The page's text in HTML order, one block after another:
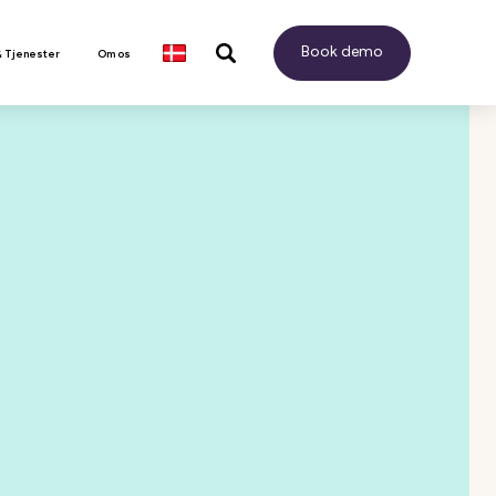
Tjenester Om os Book demo